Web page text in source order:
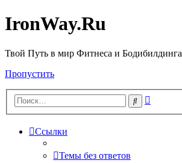
IronWay.Ru
Твой Путь в мир Фитнеса и Бодибилдинга
Пропустить
Поиск
Ссылки
Темы без ответов